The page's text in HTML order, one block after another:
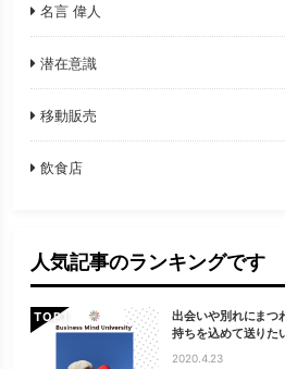
名言 偉人
潜在意識
移動販売
飲食店
人気記事のランキングです
TOP
出会いや別れにまつ
持ちを込めて送りた
2020.4.23